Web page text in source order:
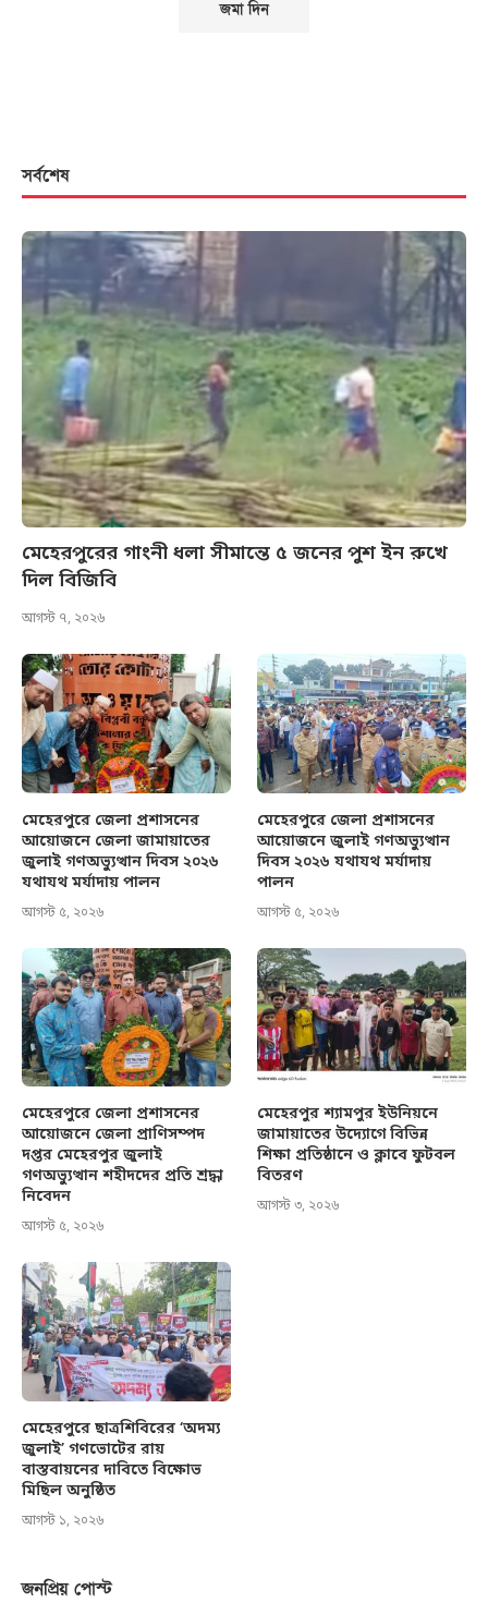
সর্বশেষ
মেহেরপুরের গাংনী ধলা সীমান্তে ৫ জনের পুশ ইন রুখে
দিল বিজিবি
আগস্ট ৭, ২০২৬
মেহেরপুরে জেলা প্রশাসনের
আয়োজনে জেলা জামায়াতের
জুলাই গণঅভ্যুত্থান দিবস ২০২৬
যথাযথ মর্যাদায় পালন
আগস্ট ৫, ২০২৬
মেহেরপুরে জেলা প্রশাসনের
আয়োজনে জুলাই গণঅভ্যুত্থান
দিবস ২০২৬ যথাযথ মর্যাদায়
পালন
আগস্ট ৫, ২০২৬
মেহেরপুরে জেলা প্রশাসনের
আয়োজনে জেলা প্রাণিসম্পদ
দপ্তর মেহেরপুর জুলাই
গণঅভ্যুত্থান শহীদদের প্রতি শ্রদ্ধা
নিবেদন
আগস্ট ৫, ২০২৬
মেহেরপুর শ্যামপুর ইউনিয়নে
জামায়াতের উদ্যোগে বিভিন্ন
শিক্ষা প্রতিষ্ঠানে ও ক্লাবে ফুটবল
বিতরণ
আগস্ট ৩, ২০২৬
মেহেরপুরে ছাত্রশিবিরের ‘অদম্য
জুলাই’ গণভোটের রায়
বাস্তবায়নের দাবিতে বিক্ষোভ
মিছিল অনুষ্ঠিত
আগস্ট ১, ২০২৬
জনপ্রিয় পোস্ট